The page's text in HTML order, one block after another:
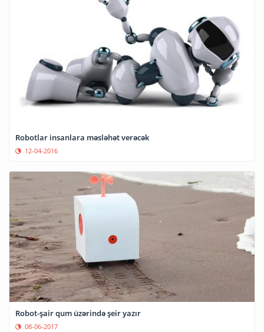
Robotlar insanlara məsləhət verəcək
12-04-2016
Robot-şair qum üzərində şeir yazır
08-06-2017